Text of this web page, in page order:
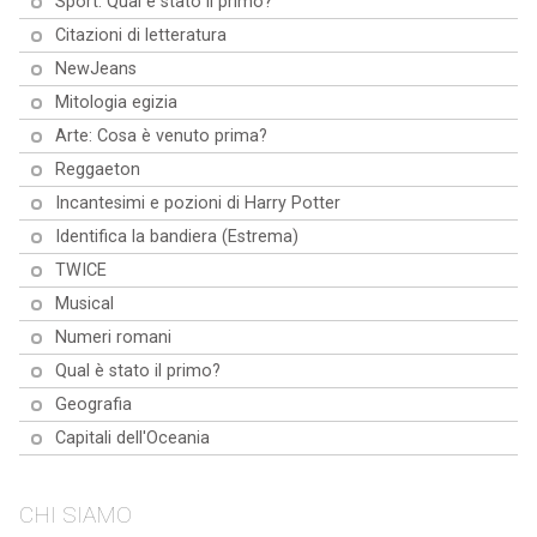
pronto a scoprire il tuo tipo di
quale ti rispecchia di più in
tua personalità e il tuo percorso
e guida. Sei un gufo saggio, un
Inizia subito il tuo viaggio alla
in considerazione i tuoi tratti e le
l'attività perfetta per te. Trova la
abbraccia uno sport che amerai.
Citazioni di letteratura
NewJeans
Mitologia egizia
Arte: Cosa è venuto prima?
Reggaeton
Incantesimi e pozioni di Harry Potter
Identifica la bandiera (Estrema)
TWICE
Musical
Numeri romani
Qual è stato il primo?
Geografia
Capitali dell'Oceania
CHI SIAMO